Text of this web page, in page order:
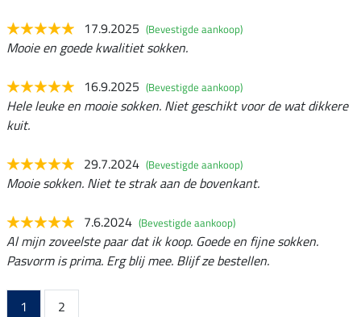
17.9.2025 (Bevestigde aankoop)
Mooie en goede kwalitiet sokken.
16.9.2025 (Bevestigde aankoop)
Hele leuke en mooie sokken. Niet geschikt voor de wat dikkere
kuit.
29.7.2024 (Bevestigde aankoop)
Mooie sokken. Niet te strak aan de bovenkant.
7.6.2024 (Bevestigde aankoop)
Al mijn zoveelste paar dat ik koop. Goede en fijne sokken.
Pasvorm is prima. Erg blij mee. Blijf ze bestellen.
1
2